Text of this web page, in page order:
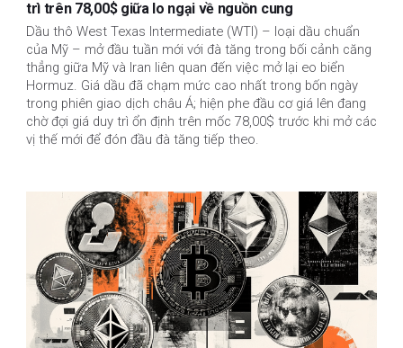
trì trên 78,00$ giữa lo ngại về nguồn cung
Dầu thô West Texas Intermediate (WTI) – loại dầu chuẩn
của Mỹ – mở đầu tuần mới với đà tăng trong bối cảnh căng
thẳng giữa Mỹ và Iran liên quan đến việc mở lại eo biển
Hormuz. Giá dầu đã chạm mức cao nhất trong bốn ngày
trong phiên giao dịch châu Á; hiện phe đầu cơ giá lên đang
chờ đợi giá duy trì ổn định trên mốc 78,00$ trước khi mở các
vị thế mới để đón đầu đà tăng tiếp theo.